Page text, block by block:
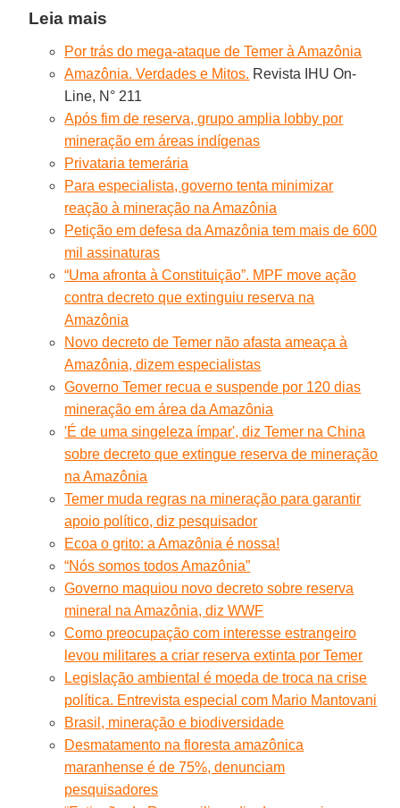
Leia mais
Por trás do mega-ataque de Temer à Amazônia
Amazônia. Verdades e Mitos. Revista IHU On-
Line, N° 211
Após fim de reserva, grupo amplia lobby por
mineração em áreas indígenas
Privataria temerária
Para especialista, governo tenta minimizar
reação à mineração na Amazônia
Petição em defesa da Amazônia tem mais de 600
mil assinaturas
“Uma afronta à Constituição”. MPF move ação
contra decreto que extinguiu reserva na
Amazônia
Novo decreto de Temer não afasta ameaça à
Amazônia, dizem especialistas
Governo Temer recua e suspende por 120 dias
mineração em área da Amazônia
'É de uma singeleza ímpar', diz Temer na China
sobre decreto que extingue reserva de mineração
na Amazônia
Temer muda regras na mineração para garantir
apoio político, diz pesquisador
Ecoa o grito: a Amazônia é nossa!
“Nós somos todos Amazônia”
Governo maquiou novo decreto sobre reserva
mineral na Amazônia, diz WWF
Como preocupação com interesse estrangeiro
levou militares a criar reserva extinta por Temer
Legislação ambiental é moeda de troca na crise
política. Entrevista especial com Mario Mantovani
Brasil, mineração e biodiversidade
Desmatamento na floresta amazônica
maranhense é de 75%, denunciam
pesquisadores